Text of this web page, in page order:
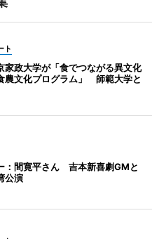
ト
家政大学が「食でつながる異文化
文化プログラム」 師範大学と
：間寛平さん 吉本新喜劇GMと
公演